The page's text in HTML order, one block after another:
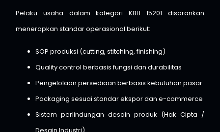
Pelaku usaha dalam kategori KBLI 15201 disarankan
menerapkan standar operasional berikut:
SOP produksi (cutting, stitching, finishing)
Quality control berbasis fungsi dan durabilitas
Pengelolaan persediaan berbasis kebutuhan pasar
Packaging sesuai standar ekspor dan e-commerce
Sistem perlindungan desain produk (Hak Cipta /